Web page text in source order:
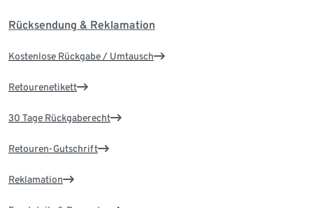
Rücksendung & Reklamation
Kostenlose Rückgabe / Umtausch
Retourenetikett
30 Tage Rückgaberecht
Retouren-Gutschrift
Reklamation